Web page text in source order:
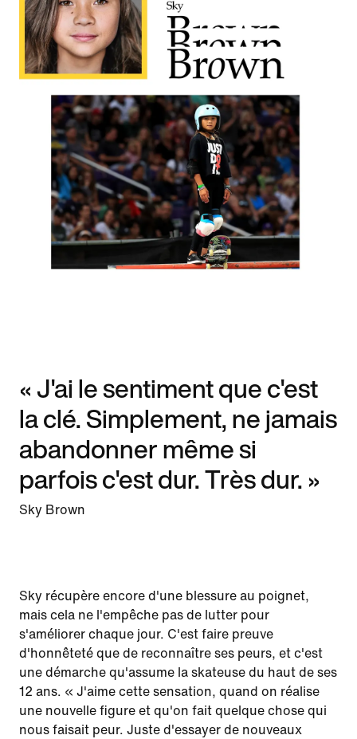
« J'ai le sentiment que c'est
la clé. Simplement, ne jamais
abandonner même si
parfois c'est dur. Très dur. »
Sky Brown
Sky récupère encore d'une blessure au poignet,
mais cela ne l'empêche pas de lutter pour
s'améliorer chaque jour. C'est faire preuve
d'honnêteté que de reconnaître ses peurs, et c'est
une démarche qu'assume la skateuse du haut de ses
12 ans. « J'aime cette sensation, quand on réalise
une nouvelle figure et qu'on fait quelque chose qui
nous faisait peur. Juste d'essayer de nouveaux